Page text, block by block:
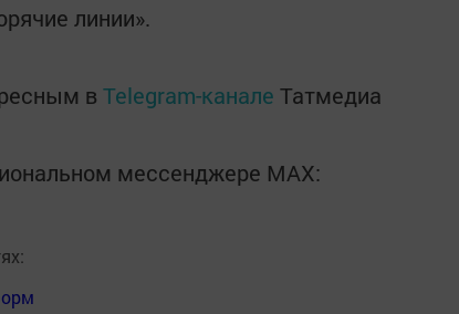
линии».
в Telegram-канале Татмедиа
мессенджере MАХ: